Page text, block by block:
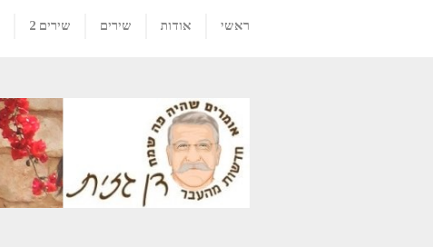
ראשי אודות שירים שירים 2